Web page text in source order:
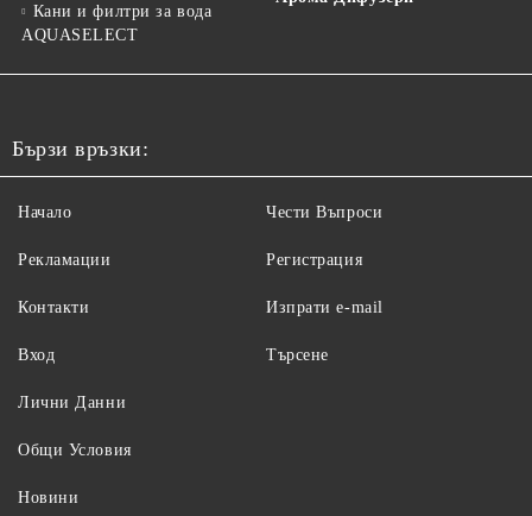
Кани и филтри за вода
AQUASELECT
Бързи връзки:
Начало
Рекламации
Контакти
Вход
Чести Въпроси
Регистрация
Изпрати e-mail
Търсене
Лични Данни
Общи Условия
Новини